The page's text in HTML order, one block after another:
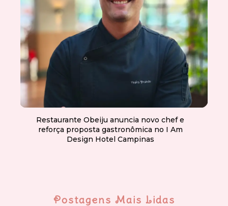
Restaurante Obeiju anuncia novo chef e
reforça proposta gastronômica no I Am
Design Hotel Campinas
Postagens Mais Lidas